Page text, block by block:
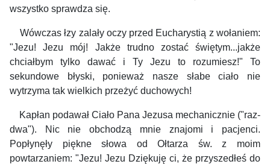
wszystko sprawdza się.
Wówczas łzy zalały oczy przed Eucharystią z wołaniem:
"Jezu! Jezu mój! Jakże trudno zostać świętym...jakże
chciałbym tylko dawać i Ty Jezu to rozumiesz!" To
sekundowe błyski, ponieważ nasze słabe ciało nie
wytrzyma tak wielkich przeżyć duchowych!
Kapłan podawał Ciało Pana Jezusa mechanicznie ("raz-
dwa"). Nic nie obchodzą mnie znajomi i pacjenci.
Popłynęły piękne słowa od Ołtarza św. z moim
powtarzaniem: "Jezu! Jezu Dziękuję ci, że przyszedłeś do